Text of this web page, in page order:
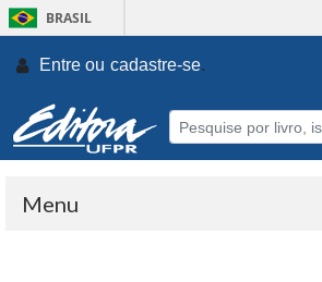
BRASIL
Entre ou cadastre-se.
Menu